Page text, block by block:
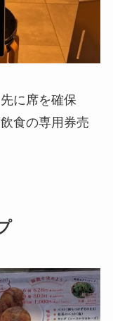
に席を確保
食の専用券売